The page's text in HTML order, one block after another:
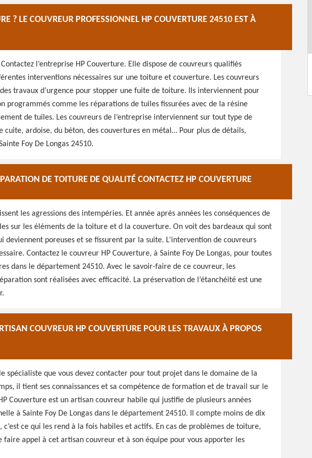
? LE COUVREUR PROFESSIONNEL HP COUVERTURE 24510 EST À
l’entreprise HP Couverture. Elle dispose de couvreurs qualifiés
interventions nécessaires sur une toiture et couverture. Les couvreurs
travaux d’urgence pour stopper une fuite de toiture. Ils interviennent pour
programmés comme les réparations de tuiles fissurées avec de la résine
de tuiles. Les couvreurs de l’entreprise interviennent sur tout type de
cuite, ardoise, du béton, des couvertures en métal… Pour plus de détails,
Foy De Longas 24510.
DE TOITURE DE QUALITÉ CONTACTEZ HP COUVERTURE
les agressions des intempéries. Et année après années les conséquences de
sur les éléments de la toiture et d la couverture. On voit des bardeaux qui sont
deviennent poreuses et se fissurent par la suite. L’intervention de couvreurs
Contactez le couvreur HP Couverture, à Sainte Foy De Longas, pour toutes
dans le département 24510. Avec le savoir-faire de ce couvreur, les
sont réalisées avec efficacité. La préservation de l’étanchéité est une
COUVREUR HP COUVERTURE POUR LES TRAVAUX À PROPOS
spécialiste que vous devez contacter pour tout projet dans le domaine de la
il tient ses connaissances et sa compétence de formation et de travail sur le
Couverture est un artisan couvreur habile qui justifie de plusieurs années
à Sainte Foy De Longas dans le département 24510. Il compte moins de dix
c’est ce qui les rend à la fois habiles et actifs. En cas de problèmes de toiture,
faire appel à cet artisan couvreur et à son équipe pour vous apporter les